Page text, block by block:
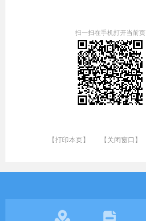
扫一扫在手机打开当前页
【打印本页】 【关闭窗口】